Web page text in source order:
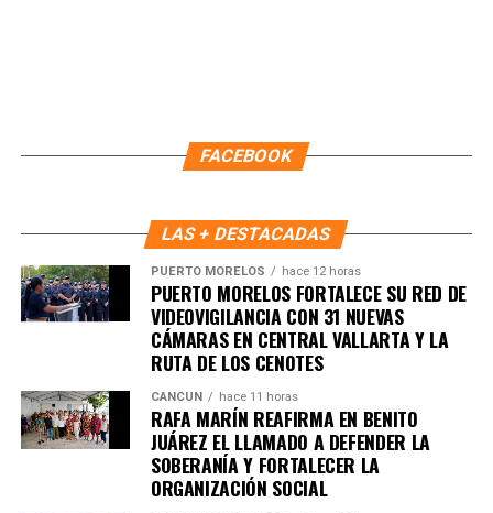
recursos naturales también significa defender nuestra
calidad de vida”, expresó.
Fuente: 5to Poder Agencia de Noticias
FACEBOOK
LAS + DESTACADAS
PUERTO MORELOS hace 12 horas
PUERTO MORELOS FORTALECE SU RED DE
VIDEOVIGILANCIA CON 31 NUEVAS
CÁMARAS EN CENTRAL VALLARTA Y LA
RUTA DE LOS CENOTES
CANCÚN hace 11 horas
RAFA MARÍN REAFIRMA EN BENITO
JUÁREZ EL LLAMADO A DEFENDER LA
SOBERANÍA Y FORTALECER LA
ORGANIZACIÓN SOCIAL